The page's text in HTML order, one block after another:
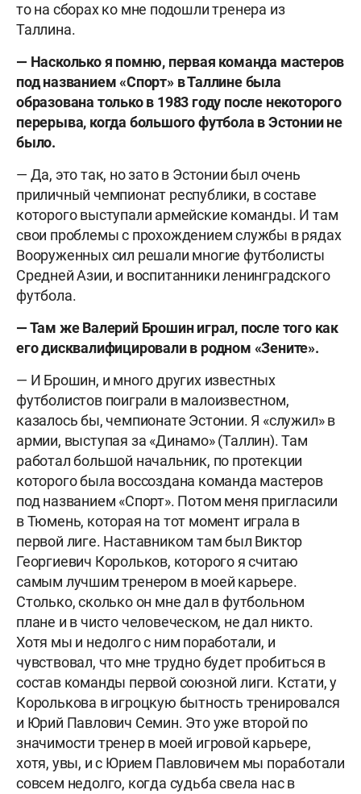
то на сборах ко мне подошли тренера из
Таллина.
— Насколько я помню, первая команда мастеров
под названием «Спорт» в Таллине была
образована только в 1983 году после некоторого
перерыва, когда большого футбола в Эстонии не
было.
— Да, это так, но зато в Эстонии был очень
приличный чемпионат республики, в составе
которого выступали армейские команды. И там
свои проблемы с прохождением службы в рядах
Вооруженных сил решали многие футболисты
Средней Азии, и воспитанники ленинградского
футбола.
— Там же Валерий Брошин играл, после того как
его дисквалифицировали в родном «Зените».
— И Брошин, и много других известных
футболистов поиграли в малоизвестном,
казалось бы, чемпионате Эстонии. Я «служил» в
армии, выступая за «Динамо» (Таллин). Там
работал большой начальник, по протекции
которого была воссоздана команда мастеров
под названием «Спорт». Потом меня пригласили
в Тюмень, которая на тот момент играла в
первой лиге. Наставником там был Виктор
Георгиевич Корольков, которого я считаю
самым лучшим тренером в моей карьере.
Столько, сколько он мне дал в футбольном
плане и в чисто человеческом, не дал никто.
Хотя мы и недолго с ним поработали, и
чувствовал, что мне трудно будет пробиться в
состав команды первой союзной лиги. Кстати, у
Королькова в игроцкую бытность тренировался
и Юрий Павлович Семин. Это уже второй по
значимости тренер в моей игровой карьере,
хотя, увы, и с Юрием Павловичем мы поработали
совсем недолго, когда судьба свела нас в